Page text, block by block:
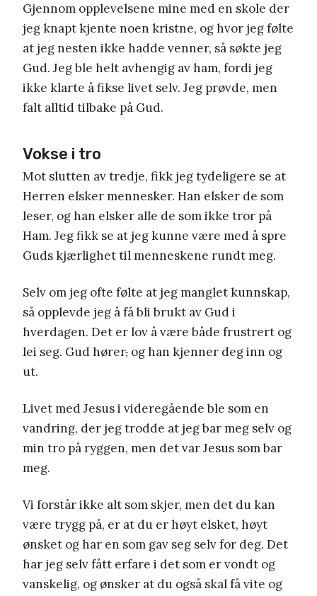
Gjennom opplevelsene mine med en skole der
jeg knapt kjente noen kristne, og hvor jeg følte
at jeg nesten ikke hadde venner, så søkte jeg
Gud. Jeg ble helt avhengig av ham, fordi jeg
ikke klarte å fikse livet selv. Jeg prøvde, men
falt alltid tilbake på Gud.
Vokse i tro
Mot slutten av tredje, fikk jeg tydeligere se at
Herren elsker mennesker. Han elsker de som
leser, og han elsker alle de som ikke tror på
Ham. Jeg fikk se at jeg kunne være med å spre
Guds kjærlighet til menneskene rundt meg.
Selv om jeg ofte følte at jeg manglet kunnskap,
så opplevde jeg å få bli brukt av Gud i
hverdagen. Det er lov å være både frustrert og
lei seg. Gud hører, og han kjenner deg inn og
ut.
Livet med Jesus i videregående ble som en
vandring, der jeg trodde at jeg bar meg selv og
min tro på ryggen, men det var Jesus som bar
meg.
Vi forstår ikke alt som skjer, men det du kan
være trygg på, er at du er høyt elsket, høyt
ønsket og har en som gav seg selv for deg. Det
har jeg selv fått erfare i det som er vondt og
vanskelig, og ønsker at du også skal få vite og